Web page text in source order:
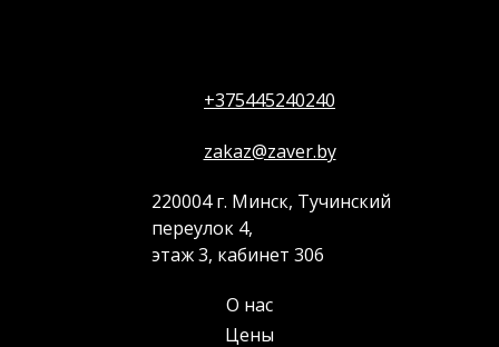
+375445240240
zakaz@zaver.by
220004 г. Минск, Тучинский
переулок 4,
этаж 3, кабинет 306
О нас
Цены